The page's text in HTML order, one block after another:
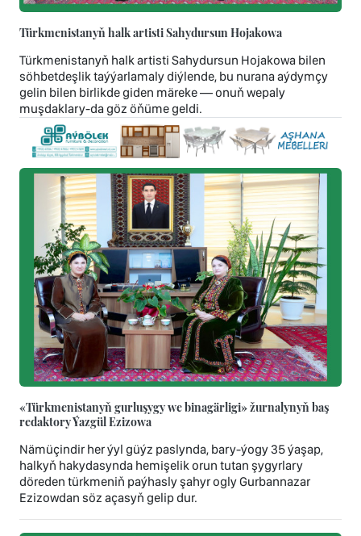
Türkmenistanyň halk artisti Sahydursun Hojakowa
Türkmenistanyň halk artisti Sahydursun Hojakowa bilen
söhbetdeşlik taýýarlamaly diýlende, bu nurana aýdymçy
gelin bilen birlikde giden märeke — onuň wepaly
muşdaklary-da göz öňüme geldi.
«Türkmenistanyň gurluşygy we binagärligi» žurnalynyň baş
redaktory Ýazgül Ezizowa
Nämüçindir her ýyl güýz paslynda, bary-ýogy 35 ýaşap,
halkyň hakydasynda hemişelik orun tutan şygyrlary
döreden türkmeniň paýhasly şahyr ogly Gurbannazar
Ezizowdan söz açasyň gelip dur.